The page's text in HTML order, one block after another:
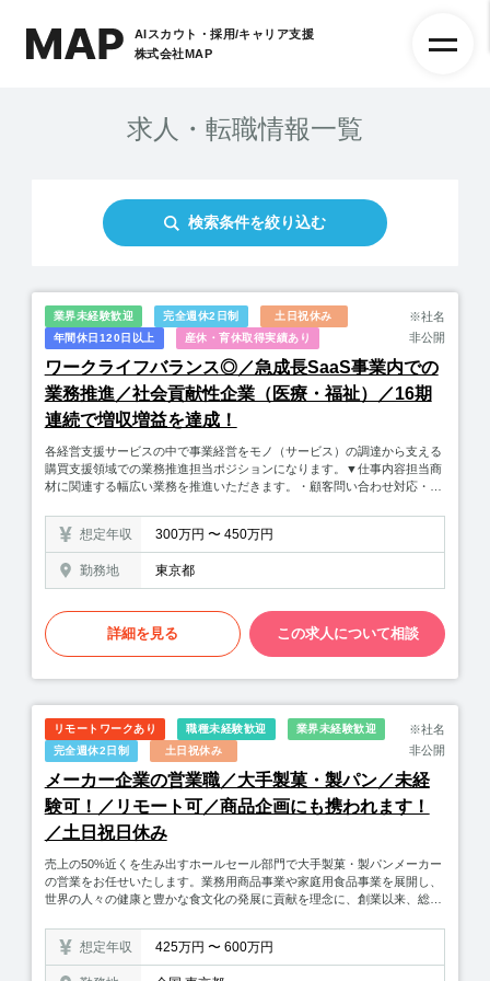
AIスカウト・採用/キャリア支援
株式会社MAP
求人・転職情報一覧
検索条件を絞り込む
業界未経験歓迎 完全週休2日制
土日祝休み
年間休日120日以上
産休・育休取得実績あり
※社名
非公開
ワークライフバランス◎／急成長SaaS事業内での
業務推進／社会貢献性企業（医療・福祉）／16期
連続で増収増益を達成！
各経営支援サービスの中で事業経営をモノ（サービス）の調達から支える
購買支援領域での業務推進担当ポジションになります。▼仕事内容担当商
材に関連する幅広い業務を推進いただきます。・顧客問い合わせ対応・見
作成・業務オペレーション設計、データフロー改善、業務効率化、BPR・
計数管理ダッシュボードの管理／作成・パートナー企業対応介護・障害福
祉業界は多くの中小零細事業者によって支えられていますが、報酬が国か
ら決められている中で人材不足や燃料高等も重なり、年々経営の厳しさは
増しています。そのような状態に対し購買力が低い中小零細事業者に代わ
り各種メーカーと交渉し、有利な条件で事業者にモノ（サービス）の提供
を行う事で、経営支援を行っています。業務は主に経営支援商材8商材の
うち、担当する商材に対するお問合せ対応、受発注業務、各請求業務、協
力パートナーへの送客等となります。将来的には希望があれば担当商材を
持ち、各商材の販売チャネルの設計や、営業企画、マーケティング等にも
ンフラを構築することで人々の生活の質を向上し、社会に貢献し続ける」
介護事業者事業や医療、ヘルスケアなど、社会課題への解決を軸に、「高
齢社会×情報」を切り口として「介護」「医療」「ヘルスケア」「シニア
ライフ」の領域で、40以上のサービスを開発・運営しています。高齢社会
で働く方や事業者の方、高齢者ご自身やそのご家族がイキイキと生活でき
るサポートを提供することで、豊かな社会の実現を目指し、ビジネスを創
造し続けています。
想定年収 300万円 〜 450万円
勤務地 東京都
詳細を見る この求人について相談
リモートワークあり 職種未経験歓迎
業界未経験歓迎
完全週休2日制
土日祝休み
※社名
非公開
メーカー企業の営業職／大手製菓・製パン／未経
験可！／リモート可／商品企画にも携われます！
／土日祝日休み
売上の50%近くを生み出すホールセール部門で大手製菓・製パンメーカー
の営業をお任せいたします。業務用商品事業や家庭用食品事業を展開し、
世界の人々の健康と豊かな食文化の発展に貢献を理念に、創業以来、総合
トア、焼きたてパンを提供するオーブンフレッシュベーカリーや、人形焼
やシュークリームなどの和・洋菓子など、幅広いユーザーに向け、時代の
移り変わりに合わせて商品を提供しています。※ロングセラーの紙カップ
想定年収 425万円 〜 600万円